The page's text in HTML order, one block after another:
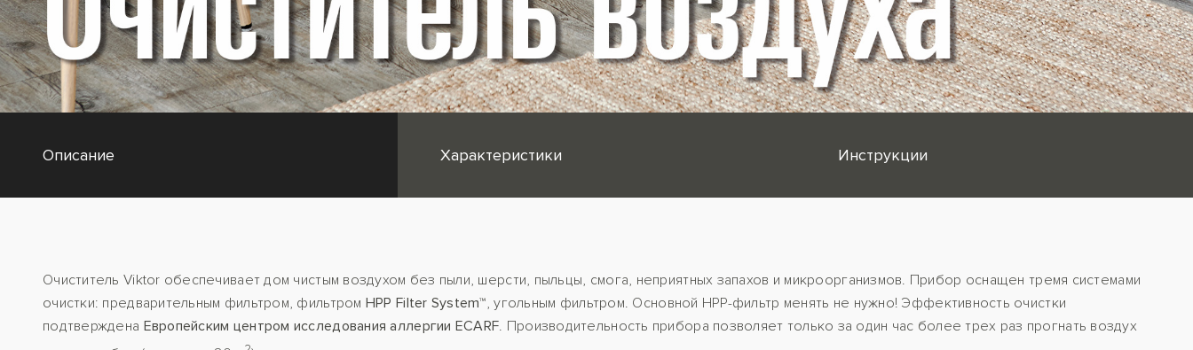
Описание Характеристики Инструкции
Очиститель Viktor обеспечивает дом чистым воздухом без пыли, шерсти, пыльцы, смога, неприятных запахов и микроорганизмов. Прибор оснащен тремя системами
очистки: предварительным фильтром, фильтром HPP Filter System™, угольным фильтром. Основной HPP-фильтр менять не нужно! Эффективность очистки
подтверждена Европейским центром исследования аллергии ECARF. Производительность прибора позволяет только за один час более трех раз прогнать воздух